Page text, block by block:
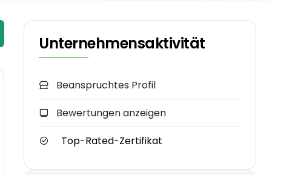
Unternehmensaktivität
Beanspruchtes Profil
Bewertungen anzeigen
Top-Rated-Zertifikat